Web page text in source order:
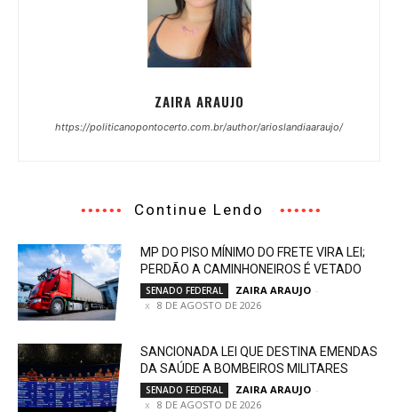
ZAIRA ARAUJO
https://politicanopontocerto.com.br/author/arioslandiaaraujo/
Continue Lendo
MP DO PISO MÍNIMO DO FRETE VIRA LEI;
PERDÃO A CAMINHONEIROS É VETADO
SENADO FEDERAL ZAIRA ARAUJO -
8 DE AGOSTO DE 2026
SANCIONADA LEI QUE DESTINA EMENDAS
DA SAÚDE A BOMBEIROS MILITARES
SENADO FEDERAL ZAIRA ARAUJO -
8 DE AGOSTO DE 2026